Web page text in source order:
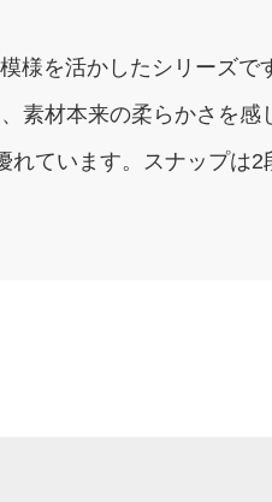
様を活かしたシリーズで
素材本来の柔らかさを感
ています。スナップは